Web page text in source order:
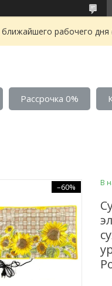
рабочего дня
Рассрочка 0%
–60% В